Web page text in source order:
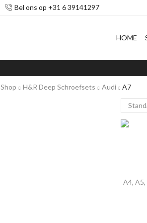
Bel ons op +31 6 39141297
HOME
Shop H&R Deep Schroefsets Audi A7
A4, A5,